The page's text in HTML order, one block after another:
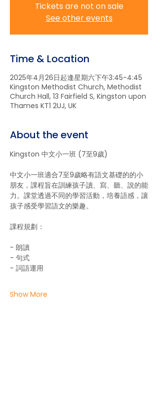
Tickets are not on sale
See other events
Time & Location
2025年4月26日起逢星期六下午3:45-4:45
Kingston Methodist Church, Methodist
Church Hall, 13 Fairfield S, Kingston upon
Thames KT1 2UJ, UK
About the event
Kingston 中文小一班 (7至9歲)
中文小一班適合7至9歲略有語文基礎的的小
朋友，課程旨在訓練孩子讀、寫、聽、說的能
力。課堂透過不同的學習活動，培養語感，讓
孩子感受學習語文的樂趣。
課程規劃：
- 朗讀
- ⁠句式
- 詞語運用
Show More